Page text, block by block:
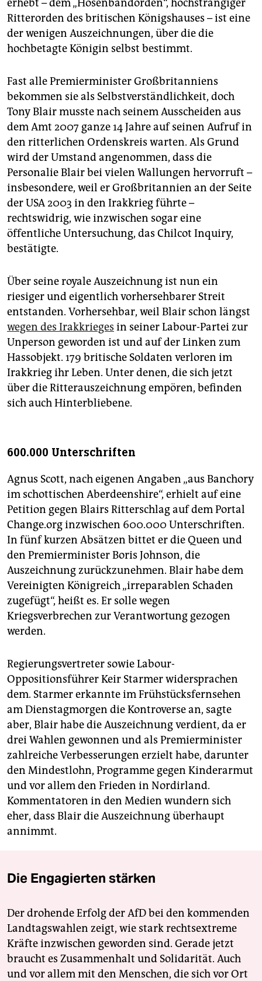
erhebt – dem „Hosenbandorden“, höchstrangiger
Ritterorden des britischen Königshauses – ist eine
der wenigen Auszeichnungen, über die die
hochbetagte Königin selbst bestimmt.
Fast alle Premierminister Großbritanniens
bekommen sie als Selbstverständlichkeit, doch
Tony Blair musste nach seinem Ausscheiden aus
dem Amt 2007 ganze 14 Jahre auf seinen Aufruf in
den ritterlichen Ordenskreis warten. Als Grund
wird der Umstand angenommen, dass die
Personalie Blair bei vielen Wallungen hervorruft –
insbesondere, weil er Großbritannien an der Seite
der USA 2003 in den Irakkrieg führte –
rechtswidrig, wie inzwischen sogar eine
öffentliche Untersuchung, das Chilcot Inquiry,
bestätigte.
Über seine royale Auszeichnung ist nun ein
riesiger und eigentlich vorhersehbarer Streit
entstanden. Vorhersehbar, weil Blair schon längst
wegen des Irakkrieges in seiner Labour-Partei zur
Unperson geworden ist und auf der Linken zum
Hassobjekt. 179 britische Soldaten verloren im
Irakkrieg ihr Leben. Unter denen, die sich jetzt
über die Ritterauszeichnung empören, befinden
sich auch Hinterbliebene.
600.000 Unterschriften
Agnus Scott, nach eigenen Angaben „aus Banchory
im schottischen Aberdeenshire“, erhielt auf eine
Petition gegen Blairs Ritterschlag auf dem Portal
Change.org inzwischen 600.000 Unterschriften.
In fünf kurzen Absätzen bittet er die Queen und
den Premierminister Boris Johnson, die
Auszeichnung zurückzunehmen. Blair habe dem
Vereinigten Königreich „irreparablen Schaden
zugefügt“, heißt es. Er solle wegen
Kriegsverbrechen zur Verantwortung gezogen
werden.
Regierungsvertreter sowie Labour-
Oppositionsführer Keir Starmer widersprachen
dem. Starmer erkannte im Frühstücksfernsehen
am Dienstagmorgen die Kontroverse an, sagte
aber, Blair habe die Auszeichnung verdient, da er
drei Wahlen gewonnen und als Premierminister
zahlreiche Verbesserungen erzielt habe, darunter
den Mindestlohn, Programme gegen Kinderarmut
und vor allem den Frieden in Nordirland.
Kommentatoren in den Medien wundern sich
eher, dass Blair die Auszeichnung überhaupt
annimmt.
Die Engagierten stärken
Der drohende Erfolg der AfD bei den kommenden
Landtagswahlen zeigt, wie stark rechtsextreme
Kräfte inzwischen geworden sind. Gerade jetzt
braucht es Zusammenhalt und Solidarität. Auch
und vor allem mit den Menschen, die sich vor Ort